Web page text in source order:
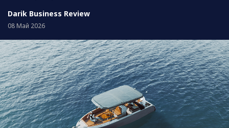
Darik Business Review
08 Май 2026